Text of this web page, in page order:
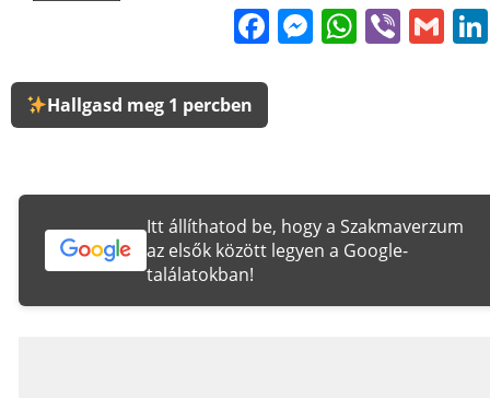
FacebookViber
Hallgasd meg 1 percben
Itt állíthatod be, hogy a Szakmaverzum
az elsők között legyen a Google-
találatokban!